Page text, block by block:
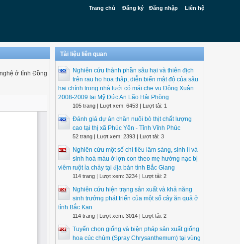
Trang chủ Đăng ký Đăng nhập Liên hệ
ở tỉnh Đồng
Tài liệu liên quan
Nghiên cứu thành phần sâu hại và thiên địch
trên rau họ hoa thập, diễn biến mật độ của sâu
hại chính trong nhà lưới có mái che vụ Đông Xuân
2008-2009 tại Mỹ Đức An Lão Hải Phòng
105 trang | Lượt xem: 6453 | Lượt tải: 1
Đánh giá dự án chăn nuôi bò thịt chất lượng
cao tại thị xã Phúc Yên - Tỉnh Vĩnh Phúc
52 trang | Lượt xem: 2393 | Lượt tải: 3
Nghiên cứu một số chỉ tiêu lâm sàng, sinh lí và
sinh hoá máu ở lợn con theo mẹ hướng nạc bị
viêm ruột ỉa chảy tại địa bàn tỉnh Bắc Giang
114 trang | Lượt xem: 3234 | Lượt tải: 2
Nghiên cứu hiện trạng sản xuất và khả năng
sinh trưởng phát triển của một số cây ăn quả ở
tỉnh Bắc Kạn
114 trang | Lượt xem: 3014 | Lượt tải: 2
Tuyển chọn giống và biện pháp sản xuất giống
hoa cúc chùm (Spray Chrysanthemum) tại vùng